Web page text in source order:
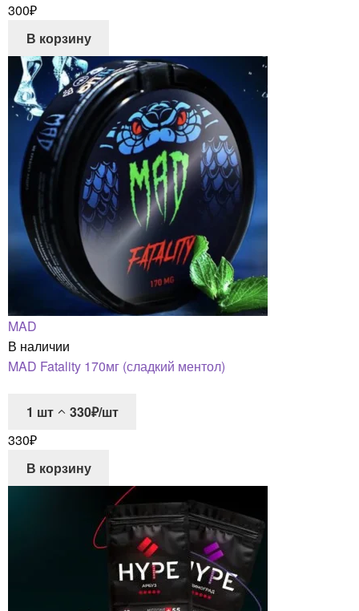
300₽
В корзину
MAD
В наличии
MAD Fatality 170мг (сладкий ментол)
1 шт
330₽/шт
330₽
В корзину